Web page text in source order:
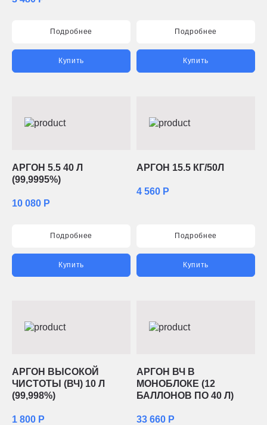
Подробнее
Купить
Подробнее
Купить
АРГОН 5.5 40 Л
(99,9995%)
10 080 Р
Подробнее
Купить
АРГОН 15.5 КГ/50Л
4 560 Р
Подробнее
Купить
АРГОН ВЫСОКОЙ
ЧИСТОТЫ (ВЧ) 10 Л
(99,998%)
1 800 Р
АРГОН ВЧ В
МОНОБЛОКЕ (12
БАЛЛОНОВ ПО 40 Л)
33 660 Р